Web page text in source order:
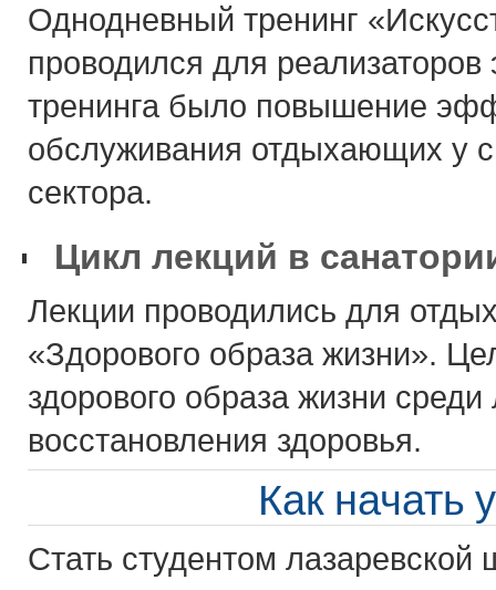
Однодневный тренинг
проводился для
тренинга было повышение
обслуживания отдыхающих у
сектора.
Цикл лекций в
Лекции проводились для
«Здорового образа жизни».
здорового образа жизни
восстановления здоровья.
Как начать
Стать студентом